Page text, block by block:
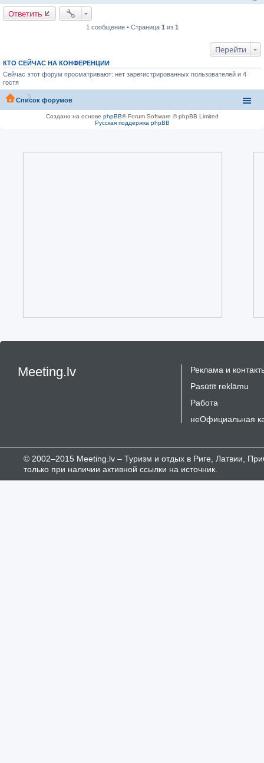
и
е
Ответить
1 сообщение • Страница 1 из 1
Перейти
КТО СЕЙЧАС НА КОНФЕРЕНЦИИ
Сейчас этот форум просматривают: нет зарегистрированных пользователей и 4
гостя
Список форумов
Создано на основе phpBB® Forum Software © phpBB Limited
Русская поддержка phpBB
Meeting.lv
Реклама и
Pasūtīt reklāmu
Работа
неОфициальная
© 2002–2015 Meeting.lv – Туризм и отдых в Риге, Латвии,
только при наличии активной ссылки на источник.